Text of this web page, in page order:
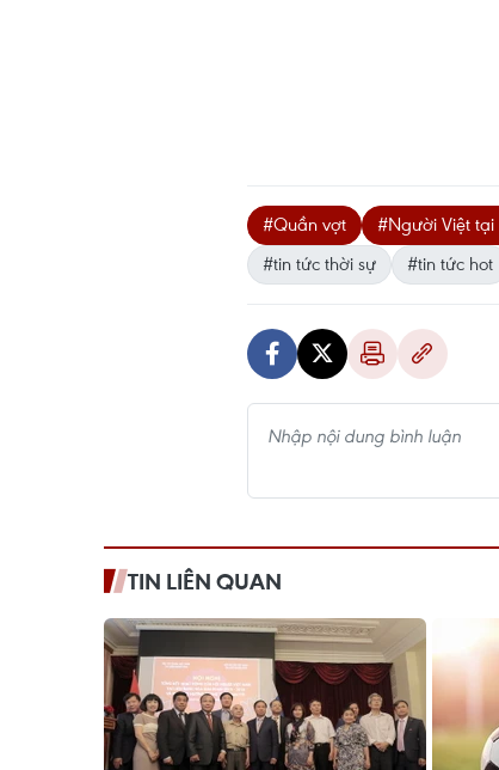
#Quần vợt #Người Việt tại
#tin tức thời sự
#tin tức hot
TIN LIÊN QUAN